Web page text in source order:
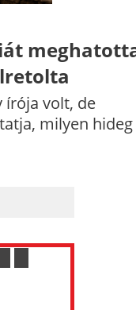
írója volt, de
milyen hideg